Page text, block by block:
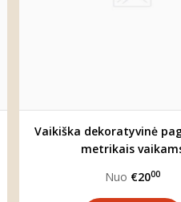
Vaikiška dekoratyvinė
metrikais
Nuo €2000